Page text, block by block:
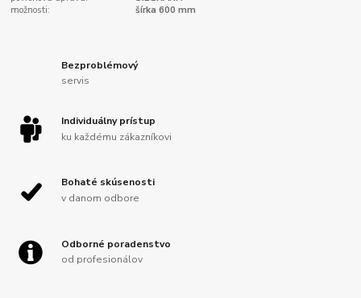
možnosti:
šírka 600 mm
Bezproblémový
servis
Individuálny prístup
ku každému zákazníkovi
Bohaté skúsenosti
v danom odbore
Odborné poradenstvo
od profesionálov